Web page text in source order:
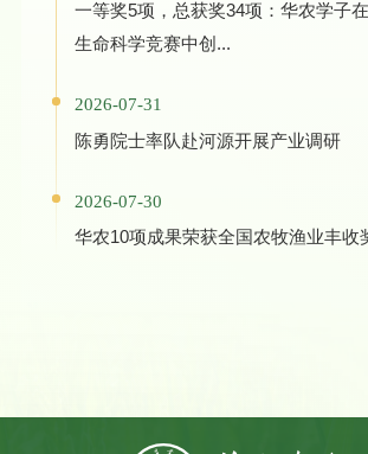
一等奖5项，总获奖34项：华农学子
生命科学竞赛中创...
2026-07-31
陈勇院士率队赴河源开展产业调研
2026-07-30
华农10项成果荣获全国农牧渔业丰收